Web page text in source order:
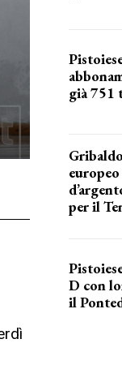
già 751
per il
D con
il